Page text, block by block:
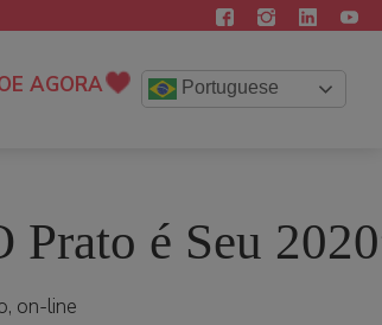
AGORA Portuguese
Prato é Seu
on-line